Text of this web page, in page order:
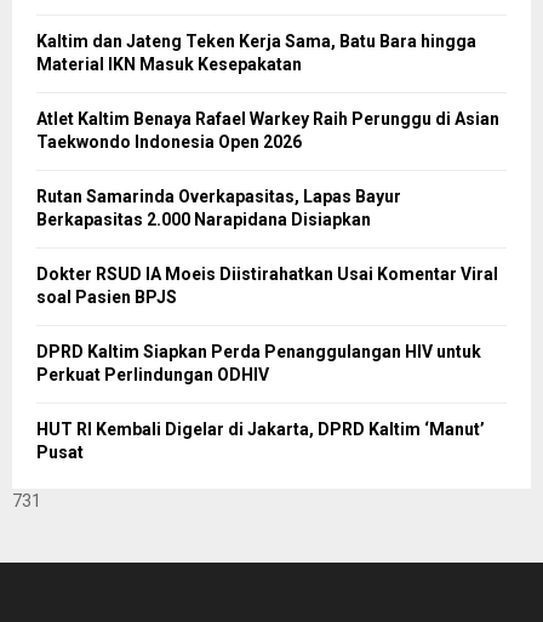
Kaltim dan Jateng Teken Kerja Sama, Batu Bara hingga
Material IKN Masuk Kesepakatan
Atlet Kaltim Benaya Rafael Warkey Raih Perunggu di Asian
Taekwondo Indonesia Open 2026
Rutan Samarinda Overkapasitas, Lapas Bayur
Berkapasitas 2.000 Narapidana Disiapkan
Dokter RSUD IA Moeis Diistirahatkan Usai Komentar Viral
soal Pasien BPJS
DPRD Kaltim Siapkan Perda Penanggulangan HIV untuk
Perkuat Perlindungan ODHIV
HUT RI Kembali Digelar di Jakarta, DPRD Kaltim ‘Manut’
Pusat
731